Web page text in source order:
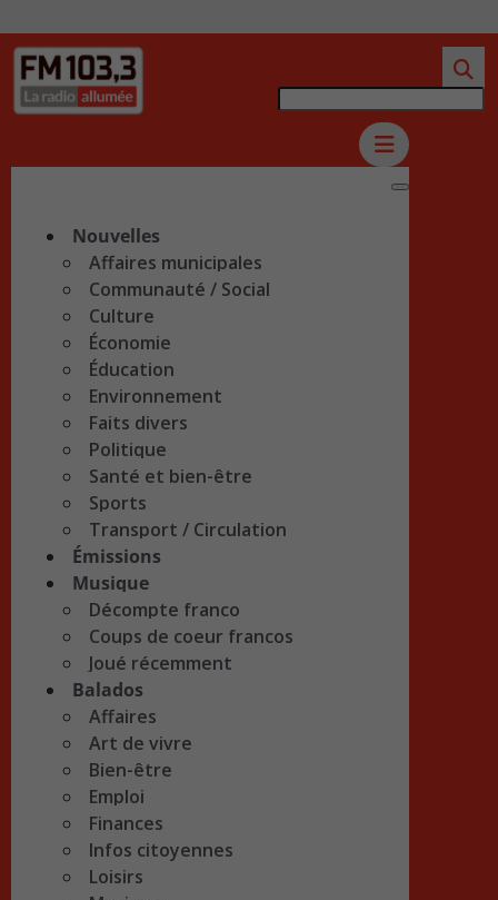
Nouvelles
Affaires municipales
Communauté / Social
Culture
Économie
Éducation
Environnement
Faits divers
Politique
Santé et bien-être
Sports
Transport / Circulation
Émissions
Musique
Décompte franco
Coups de coeur francos
Joué récemment
Balados
Affaires
Art de vivre
Bien-être
Emploi
Finances
Infos citoyennes
Loisirs